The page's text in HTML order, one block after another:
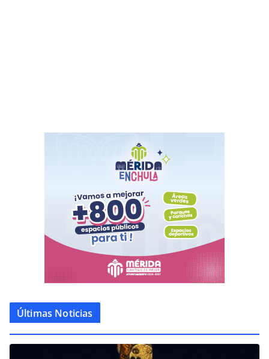
Últimas Noticias